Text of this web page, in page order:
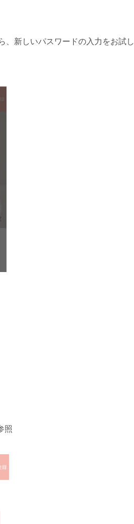
、新しいパスワードの入力をお試し
照